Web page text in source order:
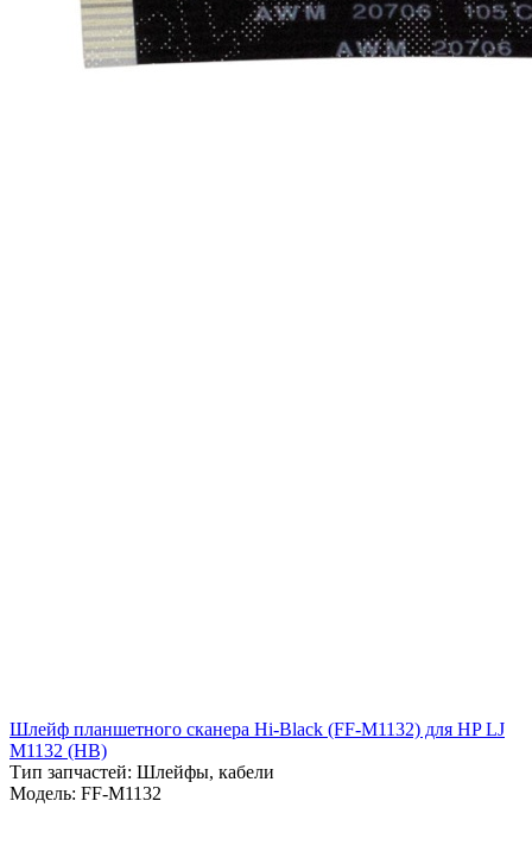
Шлейф планшетного сканера Hi-Black (FF-M1132) для HP LJ
M1132 (HB)
Тип запчастей: Шлейфы, кабели
Модель: FF-M1132